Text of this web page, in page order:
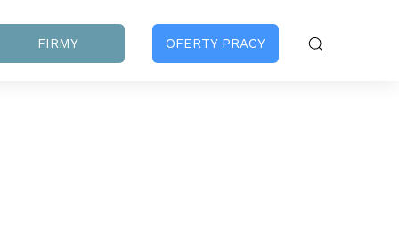
FIRMY OFERTY PRACY